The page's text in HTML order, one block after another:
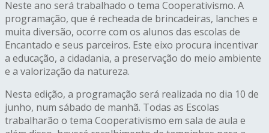
Neste ano será trabalhado o tema Cooperativismo. A
programação, que é recheada de brincadeiras, lanches e
muita diversão, ocorre com os alunos das escolas de
Encantado e seus parceiros. Este eixo procura incentivar
a educação, a cidadania, a preservação do meio ambiente
e a valorização da natureza.
Nesta edição, a programação será realizada no dia 10 de
junho, num sábado de manhã. Todas as Escolas
trabalharão o tema Cooperativismo em sala de aula e